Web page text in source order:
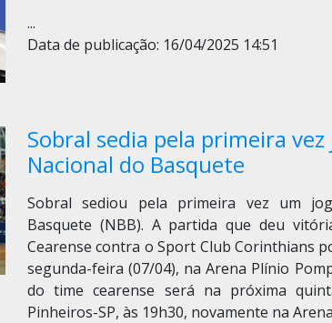
...
Data de publicação: 16/04/2025 14:51
Sobral sedia pela primeira vez
Nacional do Basquete
Sobral sediou pela primeira vez um
Basquete (NBB). A partida que deu
Cearense contra o Sport Club Corinthians
segunda-feira (07/04), na Arena Plínio
do time cearense será na próxima
Pinheiros-SP, às 19h30, novamente na Arena